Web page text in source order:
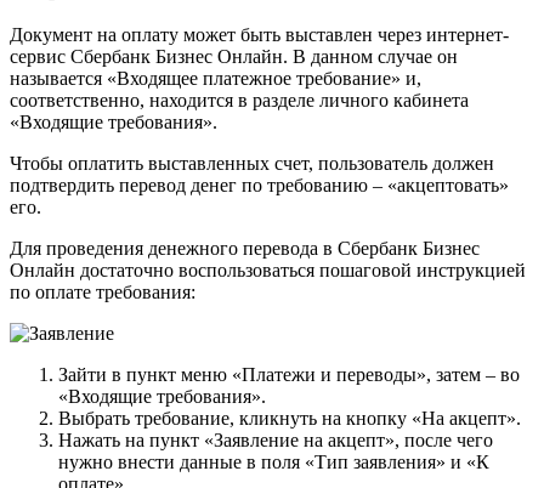
Документ на оплату может быть выставлен через интернет-
сервис Сбербанк Бизнес Онлайн. В данном случае он
называется «Входящее платежное требование» и,
соответственно, находится в разделе личного кабинета
«Входящие требования».
Чтобы оплатить выставленных счет, пользователь должен
подтвердить перевод денег по требованию – «акцептовать»
его.
Для проведения денежного перевода в Сбербанк Бизнес
Онлайн достаточно воспользоваться пошаговой инструкцией
по оплате требования:
Зайти в пункт меню «Платежи и переводы», затем – во
«Входящие требования».
Выбрать требование, кликнуть на кнопку «На акцепт».
Нажать на пункт «Заявление на акцепт», после чего
нужно внести данные в поля «Тип заявления» и «К
оплате».